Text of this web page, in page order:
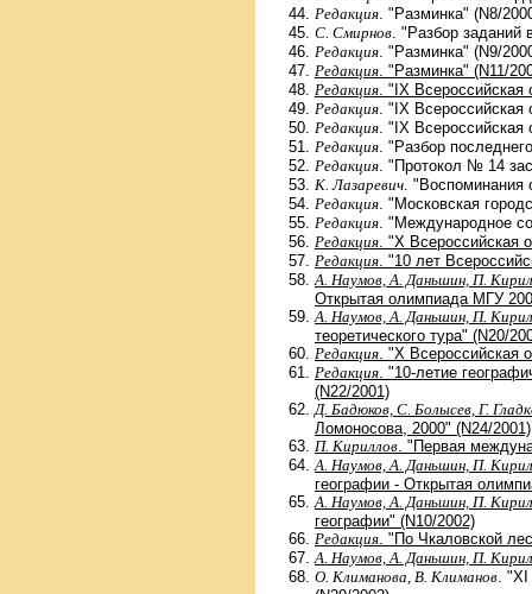
Редакция . "Разминка" (N8/
С. Смирнов . "Разбор заданий
Редакция . "Разминка" (N9/
Редакция . "Разминка" (N11/
Редакция . "IX
Редакция . "IX
Редакция . "IX
Редакция . "Разбор
Редакция . "Протокол № 14
К. Лазаревич .
Редакция . "Московская
Редакция . "Международное
Редакция . "Х Всероссийская
Редакция . "10 лет
А. Наумов, А. Даньшин, П.
Открытая олимпиада МГУ
А. Наумов, А. Даньшин, П.
теоретического тура" (N20/
Редакция . "Х Всероссийская
Редакция . "10-летие
(N22/2001)
Д. Бадюков, С. Болысев, Г.
Ломоносова, 2000" (N24/2001)
П. Кириллов . "Первая
А. Наумов, А. Даньшин, П.
географии - Открытая
А. Наумов, А. Даньшин, П.
географии" (N10/2002)
Редакция . "По Чкаловской
А. Наумов, А. Даньшин, П.
О. Климанова, В. Климанов .